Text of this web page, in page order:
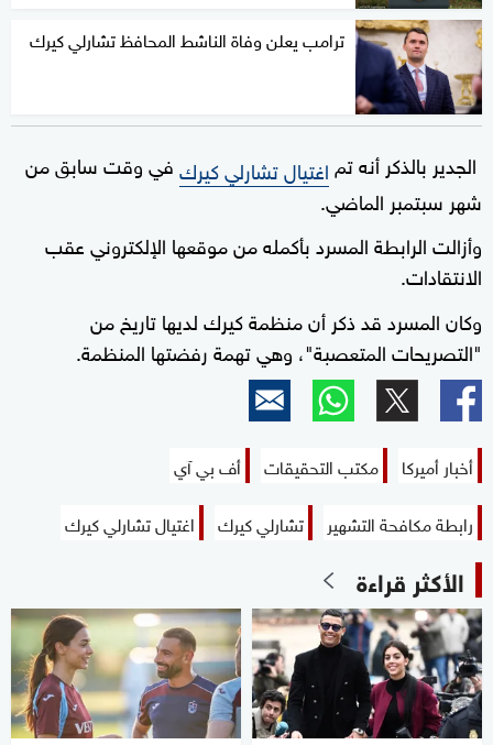
ترامب يعلن وفاة الناشط المحافظ تشارلي كيرك
الجدير بالذكر أنه تماغتيال تشارلي كيركفي وقت سابق من
شهر سبتمبر الماضي.
وأزالت الرابطة المسرد بأكمله من موقعها الإلكتروني عقب
الانتقادات.
وكان المسرد قد ذكر أن منظمة كيرك لديها تاريخ من
"التصريحات المتعصبة"، وهي تهمة رفضتها المنظمة.
أخبار أميركا مكتب التحقيقات
أف بي آي
رابطة مكافحة التشهير
تشارلي كيرك اغتيال تشارلي كيرك
الأكثر قراءة